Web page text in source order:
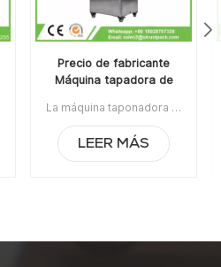
Precio de fabricante
Máquina tapadora de
vidrio líquido oral
La máquina taponadora de tapas de botellas de vidrio líquido oral a precio de fabricante es un equipo de tapado antirrobo de aluminio para botellas de plástico y botellas de vidrio de alta calidad. Es ampliamente utilizado en la industria alimentaria, la industria química, la industria médica y farmacéutica.La orden mínima:1Pago:T/TPuerto de embarque:CantónRegión original:PorcelanaTiempo de espera:3-5 días después de recibir el depósito
LEER MÁS